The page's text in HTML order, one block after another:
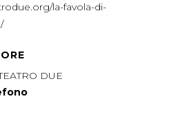
la-favola-di-
DUE